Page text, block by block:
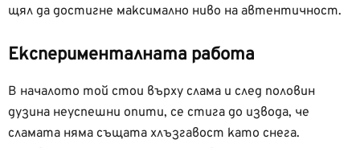
щял да достигне максимално ниво на автентичност.
Експерименталната работа
В началото той стои върху слама и след половин
дузина неуспешни опити, се стига до извода, че
сламата няма същата хлъзгавост като снега.